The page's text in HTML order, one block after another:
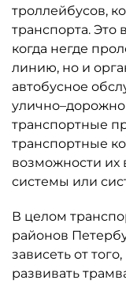
троллейбусов,
транспорта. Это
когда негде
линию, но и
автобусное
транспортные
транспортные
возможности их
системы или
В целом
районов
зависеть от
развивать